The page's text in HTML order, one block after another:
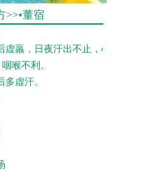
>>•董宿
虚羸，日夜汗出不止，心
喉不利。
多虚汗。